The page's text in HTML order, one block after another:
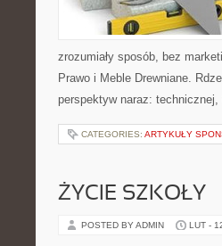
zrozumiały sposób, bez
Prawo i Meble Drewniane.
perspektyw naraz:
CATEGORIES: ARTYKUŁY
ŻYCIE SZKOŁY
POSTED BY ADMIN LUT -